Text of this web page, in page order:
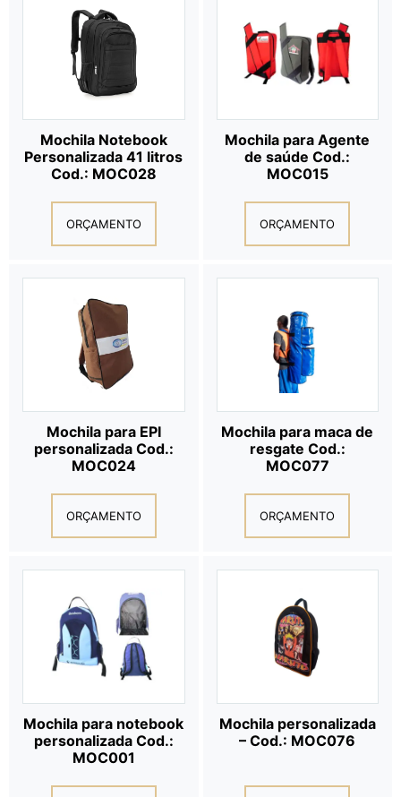
Mochila Notebook
Personalizada 41 litros
Cod.: MOC028
ORÇAMENTO
Mochila para Agente
de saúde Cod.:
MOC015
ORÇAMENTO
Mochila para EPI
personalizada Cod.:
MOC024
ORÇAMENTO
Mochila para maca de
resgate Cod.:
MOC077
ORÇAMENTO
Mochila para notebook
personalizada Cod.:
MOC001
Mochila personalizada
– Cod.: MOC076